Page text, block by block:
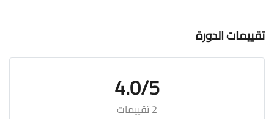
تقييمات الدورة
4.0/5
2 تقييمات